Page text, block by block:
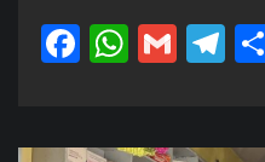
Facebook